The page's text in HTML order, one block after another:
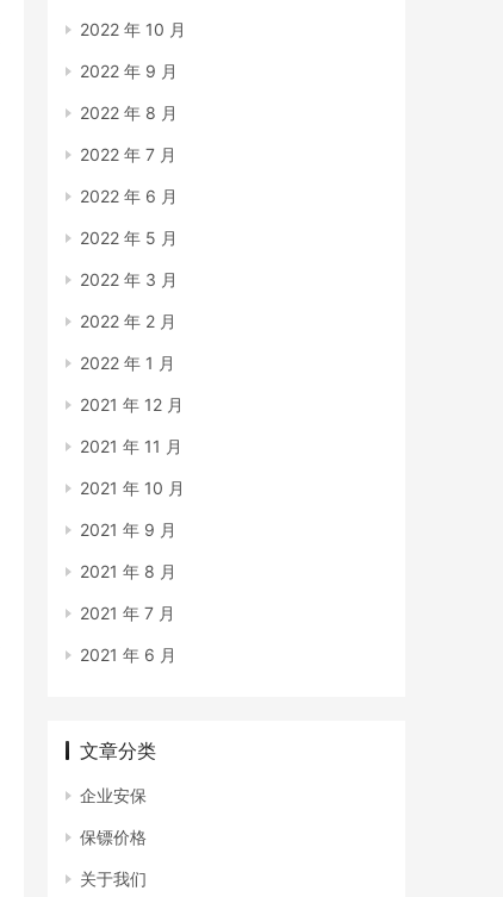
2022 年 10 月
2022 年 9 月
2022 年 8 月
2022 年 7 月
2022 年 6 月
2022 年 5 月
2022 年 3 月
2022 年 2 月
2022 年 1 月
2021 年 12 月
2021 年 11 月
2021 年 10 月
2021 年 9 月
2021 年 8 月
2021 年 7 月
2021 年 6 月
文章分类
企业安保
保镖价格
关于我们